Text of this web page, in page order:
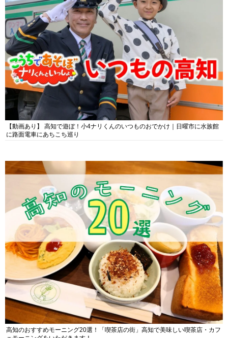
【動画あり】 高知で遊ぼ！小4ナリくんのいつものおでかけ｜日曜市に水族館
に路面電車にあちこち巡り
高知のおすすめモーニング20選！「喫茶店の街」高知で美味しい喫茶店・カフ